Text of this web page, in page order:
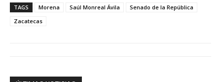
TAGS Morena Saúl Monreal Ávila
Senado de la República
Zacatecas